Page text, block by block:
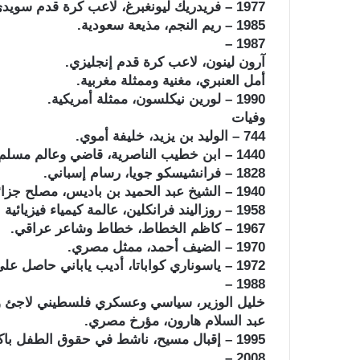
1977 – فريدريك ليونغبرغ، لاعب كرة قدم سويدي.
1985 – ريم النجم، مذيعة سعودية.
1987 –
آرون لينون، لاعب كرة قدم إنجليزي.
أمل العنبري، مغنية وممثلة مغربية.
1990 – لورين نيكلسون، ممثلة أمريكية.
وفيات
744 – الوليد بن يزيد، خليفة أموي.
1440 – ابن خطيب الناصرية، قاضي وعالم مسلم ومؤرخ شامي.
1828 – فرانشيسكو جويا، رسام إسباني.
1940 – الشيخ عبد الحميد بن باديس، مصلح جزائري وزعيم حركة الإصلاح في الجزائر.
1958 – روزاليند فرانكلين، عالمة كيمياء فيزيائية بريطانية.
1967 – كاظم الخطاط، خطاط وشاعر عراقي.
1970 – الضيف أحمد، ممثل مصري.
1972 – ياسوناري كواباتا، أديب ياباني حاصل على جائزة نوبل في الأدب عام 1968.
1988 –
خليل الوزير، سياسي وعسكري فلسطيني
عبد السلام هارون، مؤرخ مصري.
1995 – إقبال مسيح، ناشط في حقوق الطفل باكستاني.